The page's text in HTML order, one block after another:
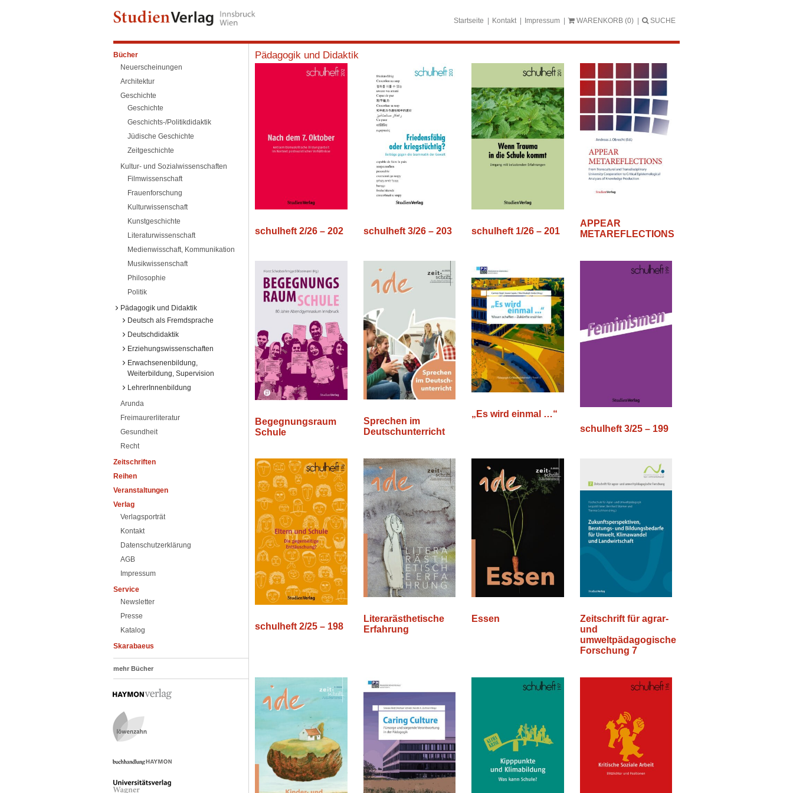
Startseite Kontakt Impressum WARENKORB (0) SUCHE
Bücher
Neuerscheinungen
Architektur
Geschichte
Geschichte
Geschichts-/Politikdidaktik
Jüdische Geschichte
Zeitgeschichte
Kultur- und Sozialwissenschaften
Filmwissenschaft
Frauenforschung
Kulturwissenschaft
Kunstgeschichte
Literaturwissenschaft
Medienwisschaft, Kommunikation
Musikwissenschaft
Philosophie
Politik
Pädagogik und Didaktik
Deutsch als Fremdsprache
Deutschdidaktik
Erziehungswissenschaften
Erwachsenenbildung,
Weiterbildung, Supervision
LehrerInnenbildung
Arunda
Freimaurerliteratur
Gesundheit
Recht
Zeitschriften
Reihen
Veranstaltungen
Verlag
Verlagsporträt
Kontakt
Datenschutzerklärung
AGB
Impressum
Service
Newsletter
Presse
Katalog
Skarabaeus
mehr Bücher
Pädagogik und Didaktik
schulheft 2/26 – 202 schulheft 3/26 – 203 schulheft 1/26 – 201
APPEAR
METAREFLECTIONS
Begegnungsraum
Schule
Sprechen im
Deutschunterricht
„Es wird einmal …“
schulheft 3/25 – 199
schulheft 2/25 – 198
Literarästhetische
Erfahrung
Essen
Zeitschrift für agrar-
und
umweltpädagogische
Forschung 7